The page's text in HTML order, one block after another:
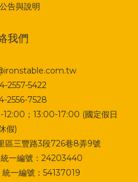
告與說明
我們
2557-5422
2556-7528
；13:00-17:00 (國定假日
假)
區三豐路3段726巷8弄9號
一編號：24203440
一編號：54137019